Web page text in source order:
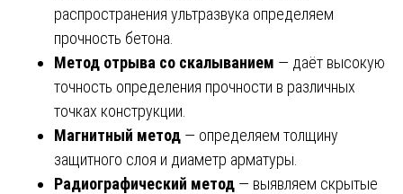
распространения ультразвука определяем
прочность бетона.
Метод отрыва со скалыванием — даёт высокую
точность определения прочности в различных
точках конструкции.
Магнитный метод — определяем толщину
защитного слоя и диаметр арматуры.
Радиографический метод — выявляем скрытые